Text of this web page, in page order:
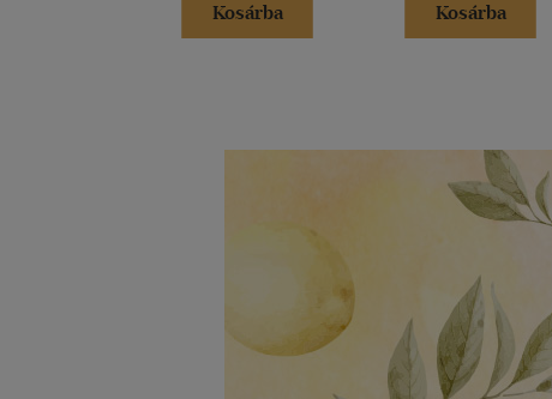
Kosárba
Kosárba